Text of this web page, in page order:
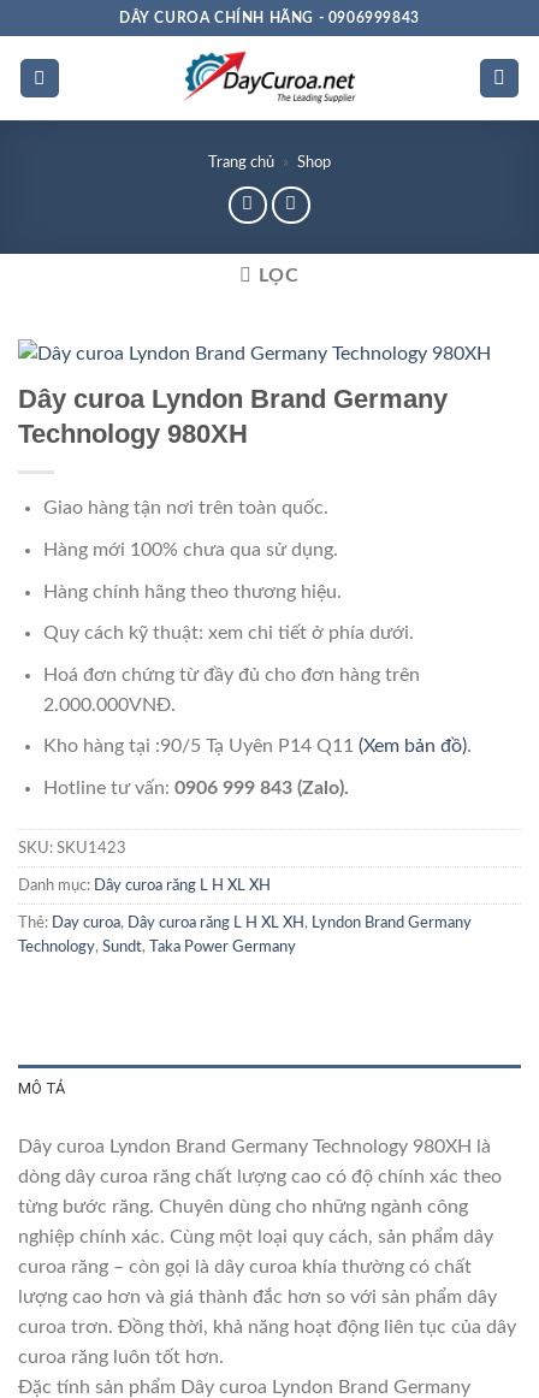
dung
DÂY CUROA CHÍNH HÃNG - 0906999843
Trang chủ » Shop
LỌC
Dây curoa Lyndon Brand Germany
Technology 980XH
Giao hàng tận nơi trên toàn quốc.
Hàng mới 100% chưa qua sử dụng.
Hàng chính hãng theo thương hiệu.
Quy cách kỹ thuật: xem chi tiết ở phía dưới.
Hoá đơn chứng từ đầy đủ cho đơn hàng trên
2.000.000VNĐ.
Kho hàng tại :90/5 Tạ Uyên P14 Q11 (Xem bản đồ).
Hotline tư vấn: 0906 999 843 (Zalo).
SKU: SKU1423
Danh mục: Dây curoa răng L H XL XH
Thẻ: Day curoa, Dây curoa răng L H XL XH ,
Lyndon Brand Germany
Technology, Sundt, Taka Power Germany
MÔ TẢ
Dây curoa Lyndon Brand Germany Technology 980XH là
dòng dây curoa răng chất lượng cao có độ chính xác theo
từng bước răng. Chuyên dùng cho những ngành công
nghiệp chính xác. Cùng một loại quy cách, sản phẩm dây
curoa răng – còn gọi là dây curoa khía thường có chất
lượng cao hơn và giá thành đắc hơn so với sản phẩm dây
curoa trơn. Đồng thời, khả năng hoạt động liên tục của dây
curoa răng luôn tốt hơn.
Đặc tính sản phẩm Dây curoa Lyndon Brand Germany